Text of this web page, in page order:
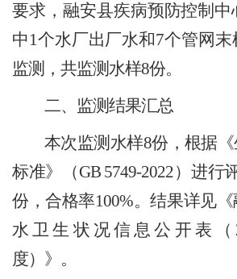
要求，融安县疾病预防控制
中1个水厂出厂水和7个管网
监测，共监测水样8份。
二、监测结果汇总
本次监测水样8份，根据
标准》（GB 5749-2022）进行
份，合格率100%。结果详见
水卫生状况信息公开表（
度）》。